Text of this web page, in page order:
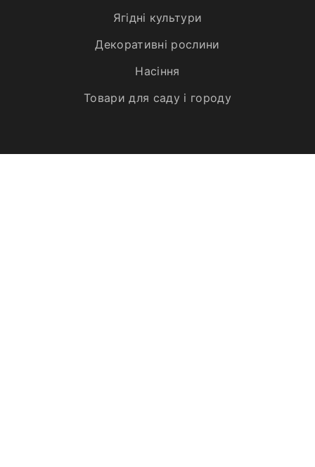
Ягідні культури
Декоративні рослини
Насіння
Товари для саду і городу